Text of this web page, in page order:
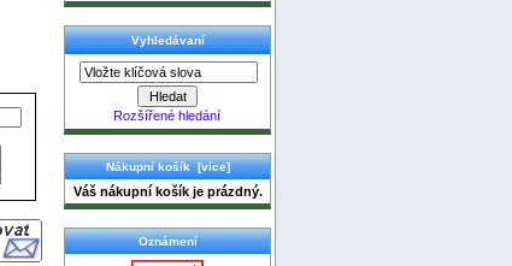
Vyhledávaní
Rozšířené hledání
Nákupní košík [více]
Váš nákupní košík je prázdný.
Oznámení